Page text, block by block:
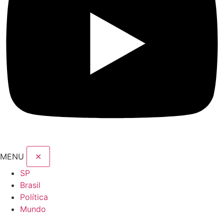
MENU
✕
SP
Brasil
Política
Mundo